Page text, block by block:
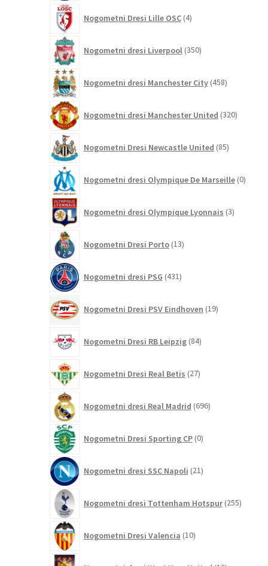
Nogometni Dresi Lille OSC 4izdelki
Nogometni dresi Liverpool 350izdelkov
Nogometni dresi Manchester City 458izdelkov
Nogometni dresi Manchester United 320izdelkov
Nogometni Dresi Newcastle United 85izdelkov
Nogometni dresi Olympique De Marseille 0
Nogometni dresi Olympique Lyonnais 3izdelki
Nogometni Dresi Porto 13izdelkov
Nogometni dresi PSG 431izdelkov
Nogometni Dresi PSV Eindhoven 19izdelkov
Nogometni Dresi RB Leipzig 84izdelkov
Nogometni Dresi Real Betis 27izdelkov
Nogometni dresi Real Madrid 696izdelkov
Nogometni Dresi Sporting CP 0izdelkov
Nogometni dresi SSC Napoli 21izdelkov
Nogometni dresi Tottenham Hotspur 255
Nogometni Dresi Valencia 10izdelkov